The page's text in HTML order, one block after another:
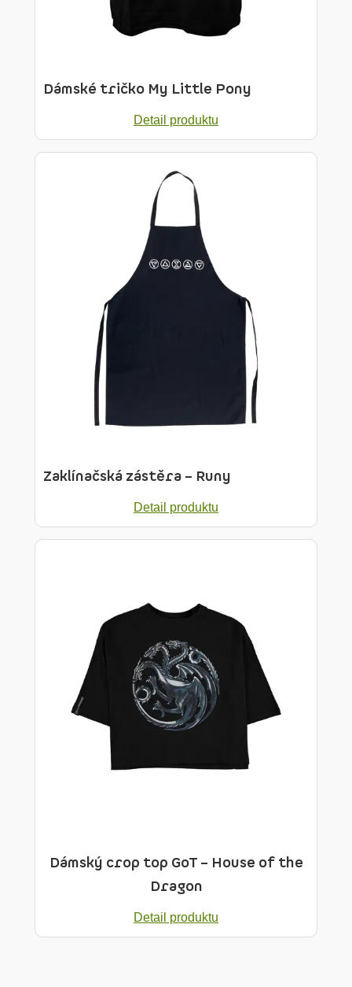
Dámské tričko My Little Pony
Detail produktu
Zaklínačská zástěra – Runy
Detail produktu
Dámský crop top GoT – House of the
Dragon
Detail produktu